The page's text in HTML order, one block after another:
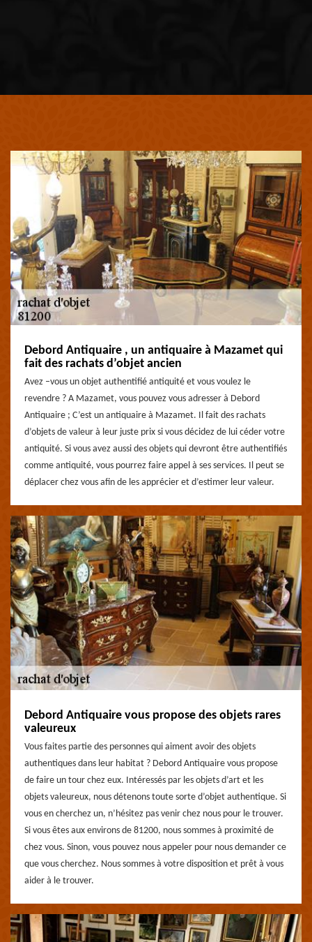
Debord Antiquaire , un antiquaire à Mazamet qui
fait des rachats d’objet ancien
Avez –vous un objet authentifié antiquité et vous voulez le
revendre ? A Mazamet, vous pouvez vous adresser à Debord
Antiquaire ; C’est un antiquaire à Mazamet. Il fait des rachats
d’objets de valeur à leur juste prix si vous décidez de lui céder votre
antiquité. Si vous avez aussi des objets qui devront être authentifiés
comme antiquité, vous pourrez faire appel à ses services. Il peut se
déplacer chez vous afin de les apprécier et d’estimer leur valeur.
Debord Antiquaire vous propose des objets rares
valeureux
Vous faites partie des personnes qui aiment avoir des objets
authentiques dans leur habitat ? Debord Antiquaire vous propose
de faire un tour chez eux. Intéressés par les objets d’art et les
objets valeureux, nous détenons toute sorte d’objet authentique. Si
vous en cherchez un, n’hésitez pas venir chez nous pour le trouver.
Si vous êtes aux environs de 81200, nous sommes à proximité de
chez vous. Sinon, vous pouvez nous appeler pour nous demander ce
que vous cherchez. Nous sommes à votre disposition et prêt à vous
aider à le trouver.